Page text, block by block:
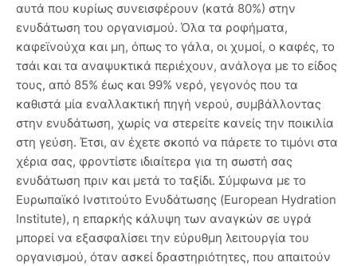
αυτά που κυρίως συνεισφέρουν (κατά 80%) στην
ενυδάτωση του οργανισμού. Όλα τα ροφήματα,
καφεϊνούχα και μη, όπως το γάλα, οι χυμοί, ο καφές, το
τσάι και τα αναψυκτικά περιέχουν, ανάλογα με το είδος
τους, από 85% έως και 99% νερό, γεγονός που τα
καθιστά μία εναλλακτική πηγή νερού, συμβάλλοντας
στην ενυδάτωση, χωρίς να στερείτε κανείς την ποικιλία
στη γεύση. Έτσι, αν έχετε σκοπό να πάρετε το τιμόνι στα
χέρια σας, φροντίστε ιδιαίτερα για τη σωστή σας
ενυδάτωση πριν και μετά το ταξίδι. Σύμφωνα με το
Ευρωπαϊκό Ινστιτούτο Ενυδάτωσης (European Hydration
Institute), η επαρκής κάλυψη των αναγκών σε υγρά
μπορεί να εξασφαλίσει την εύρυθμη λειτουργία του
οργανισμού, όταν ασκεί δραστηριότητες, που απαιτούν